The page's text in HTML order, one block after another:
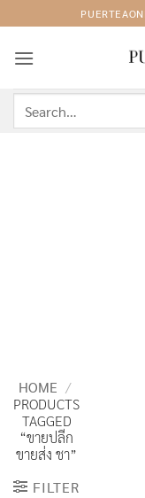
to
content
for:
HOME /
PRODUCTS
TAGGED
“ขายปลีก
ขายส่ง ชา”
FILTER